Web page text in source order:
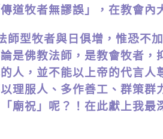
道牧者無謬誤」，在教會內
師型牧者與日俱增，惟恐不
是佛教法師，是教會牧者，
人，並不能以上帝的代言人
理服人、多作善工、群策群
廟祝」呢？！在此獻上我最